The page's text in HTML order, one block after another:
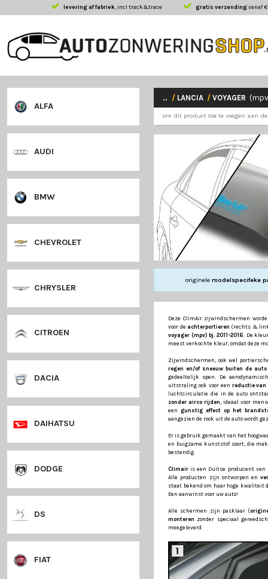
levering af fabriek, incl track&trace gratis
ALFA
BMW
CHRYSLER
CITROEN
DACIA
DAIHATSU
.. / LANCIA /
om dit product
originele
Deze ClimAir
voor de
voyager (mpv) bj.
meest verkochte
uitstraling ook
luchtcirculatie
zonder airco
aangezien de rook
en buigzame
bestendig.
Climairis een